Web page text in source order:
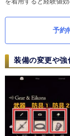
予約
装備の変更や強